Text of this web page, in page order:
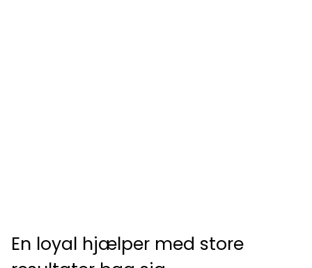
En loyal hjælper med store